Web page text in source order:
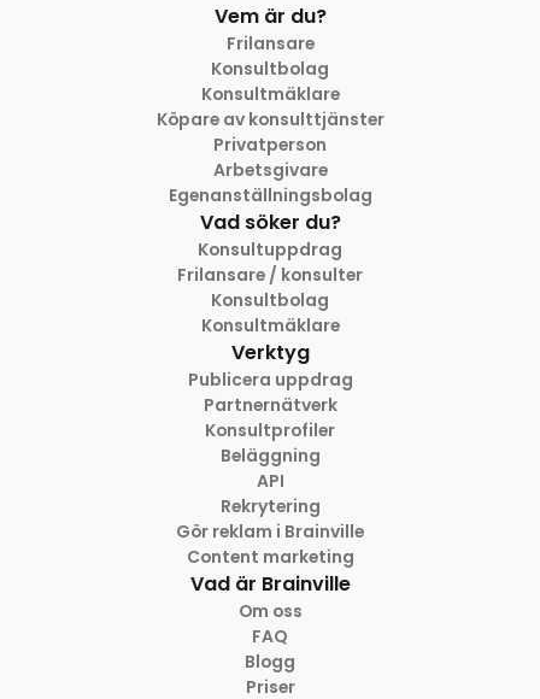
Vem är du?
Frilansare
Konsultbolag
Konsultmäklare
Köpare av konsulttjänster
Privatperson
Arbetsgivare
Egenanställningsbolag
Vad söker du?
Konsultuppdrag
Frilansare / konsulter
Konsultbolag
Konsultmäklare
Verktyg
Publicera uppdrag
Partnernätverk
Konsultprofiler
Beläggning
API
Rekrytering
Gör reklam i Brainville
Content marketing
Vad är Brainville
Om oss
FAQ
Blogg
Priser